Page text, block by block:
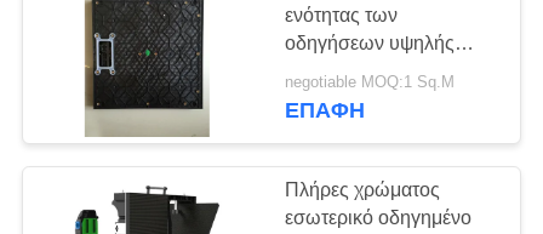
ΕΙΔΉΣΕΙΣ
ΖΗΤΉΣΤΕ
ΜΙΑ
ΠΡΟΣΦΟΡΆ
ενότητας των
οδηγήσεων υψηλής
ανάλυσης P4.81
1R1G1B 2121 SMD
negotiable MOQ:1 Sq.M
ΕΠΑΦΉ
Πλήρες χρώματος
εσωτερικό οδηγημένο